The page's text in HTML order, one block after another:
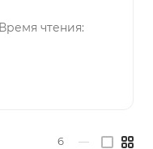
Время чтения:
6 —